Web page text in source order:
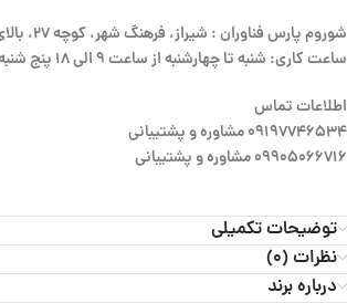
شوروم پارس فناوران : شیراز، فرهنگ شهر، کوچه 27، بالای بانک سینا ، طبقه 1
ساعت کاری: شنبه تا چهارشنبه از ساعت 9 الی 18 پنج شنبه 9 الی 14
اطلاعات تماس
09197746534 مشاوره و پشتیبانی
09905066716 مشاوره و پشتیبانی
توضیحات تکمیلی
نظرات (0)
درباره برند